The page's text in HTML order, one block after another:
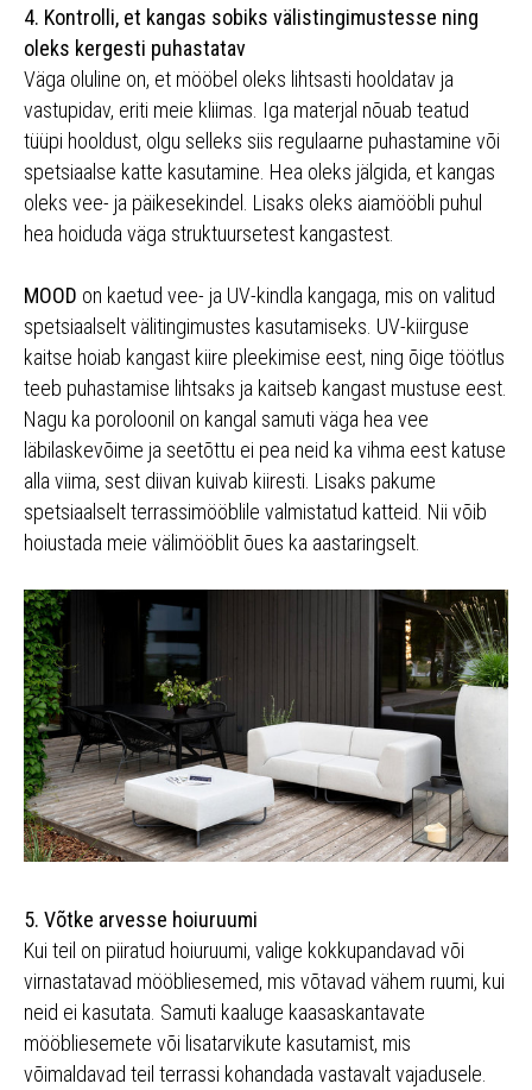
4. Kontrolli, et kangas sobiks välistingimustesse ning
oleks kergesti puhastatav
Väga oluline on, et mööbel oleks lihtsasti hooldatav ja
vastupidav, eriti meie kliimas. Iga materjal nõuab teatud
tüüpi hooldust, olgu selleks siis regulaarne puhastamine või
spetsiaalse katte kasutamine. Hea oleks jälgida, et kangas
oleks vee- ja päikesekindel. Lisaks oleks aiamööbli puhul
hea hoiduda väga struktuursetest kangastest.
MOOD on kaetud vee- ja UV-kindla kangaga, mis on valitud
spetsiaalselt välitingimustes kasutamiseks. UV-kiirguse
kaitse hoiab kangast kiire pleekimise eest, ning õige töötlus
teeb puhastamise lihtsaks ja kaitseb kangast mustuse eest.
Nagu ka poroloonil on kangal samuti väga hea vee
läbilaskevõime ja seetõttu ei pea neid ka vihma eest katuse
alla viima, sest diivan kuivab kiiresti. Lisaks pakume
spetsiaalselt terrassimööblile valmistatud katteid. Nii võib
hoiustada meie välimööblit õues ka aastaringselt.
5. Võtke arvesse hoiuruumi
Kui teil on piiratud hoiuruumi, valige kokkupandavad või
virnastatavad mööbliesemed, mis võtavad vähem ruumi, kui
neid ei kasutata. Samuti kaaluge kaasaskantavate
mööbliesemete või lisatarvikute kasutamist, mis
võimaldavad teil terrassi kohandada vastavalt vajadusele.